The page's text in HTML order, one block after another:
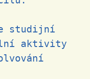
studijní
aktivity